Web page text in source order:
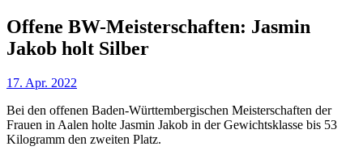
Offene BW-Meisterschaften: Jasmin
Jakob holt Silber
17. Apr. 2022
Bei den offenen Baden-Württembergischen Meisterschaften der
Frauen in Aalen holte Jasmin Jakob in der Gewichtsklasse bis 53
Kilogramm den zweiten Platz.